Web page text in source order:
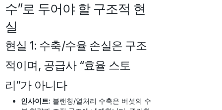
수”로 두어야 할 구조적 현
실
현실 1: 수축/수율 손실은 구조
적이며, 공급사 “효율 스토
리”가 아니다
인사이트: 블랜칭/열처리 수축은 버섯의 수